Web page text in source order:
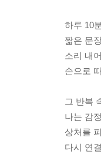
하루 10
짧은 문
소리 내
손으로
그 반복
나는 감
상처를
다시 연